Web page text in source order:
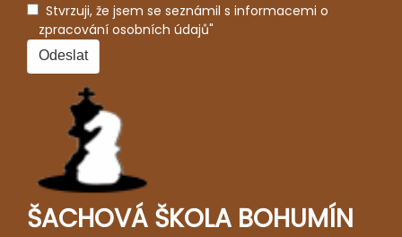
Stvrzuji, že jsem se seznámil s informacemi o
zpracování osobních údajů"
ŠACHOVÁ ŠKOLA BOHUMÍN